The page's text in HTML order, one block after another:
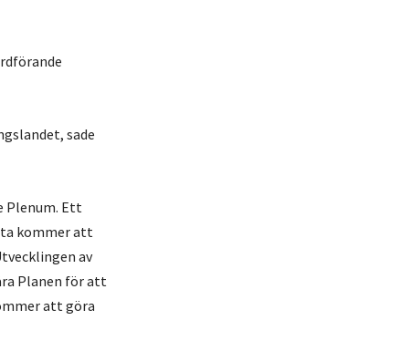
sade
Plenum. Ett
kommer att
av
Planen för att
att göra